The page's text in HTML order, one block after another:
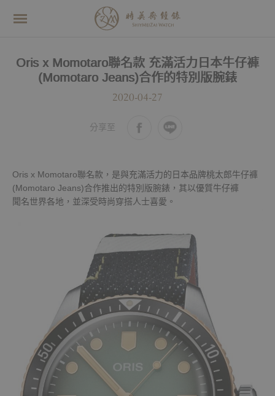
Oris x Momotaro聯名款 充滿活力日本牛仔褲
(Momotaro Jeans)合作的特別版腕錶
2020-04-27
分享至
Oris x Momotaro聯名款，是與充滿活力的日本品牌桃太郎牛仔褲
(Momotaro Jeans)合作推出的特別版腕錶，其以優質牛仔褲
聞名世界各地，並深受時尚穿搭人士喜愛。